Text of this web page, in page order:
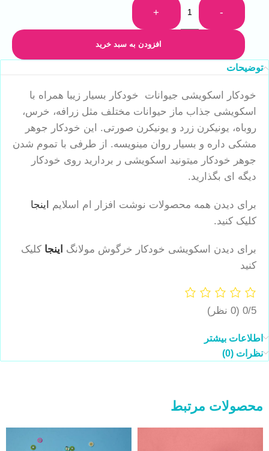
-
+
افزودن به سبد خرید
توضیحات
خودکار اسکویشی جیوانات خودکار بسیار زیبا همراه با
اسکویشی جذاب ماز حیوانات مختلف مثل زرافه، خرس،
روباه، یونیکرن زرد و یونیکرن صورتی. این خودکار جوهر
مشکی داره و بسیار روان مینویسه. از طرفی با تموم شدن
جوهر خودکار میتونید اسکویشی ر بردارید روی خودکار
دیگه ای بگذارید.
برای دیدن همه محصولات نوشت افزار ام اسلایم
اینجا
کلیک کنید.
برای دیدن اسکویشی خودکار خرگوش مولانگ اینجا کلیک
کنید
0/5 (0 نظر)
اطلاعات بیشتر
نظرات (0)
محصولات مرتبط